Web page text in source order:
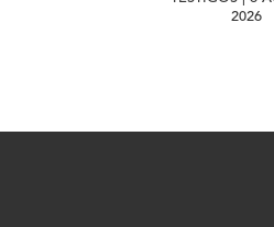
2026